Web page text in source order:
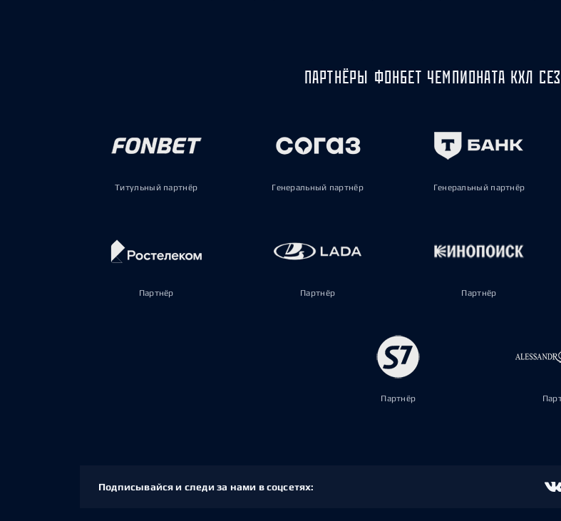
ПАРТНЁРЫ ФОНБЕТ ЧЕМПИОНАТА КХЛ
Титульный партнёр Генеральный партнёр Генеральный партнёр
Партнёр Партнёр Партнёр
Партнёр
Подписывайся и следи за нами в соцсетях: